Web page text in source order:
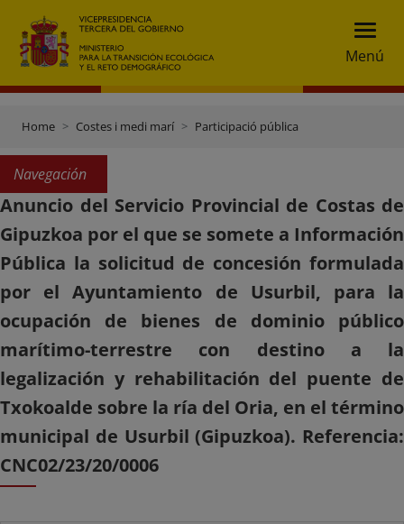
Menú
Home Costes i medi marí Participació pública
Navegación
Anuncio del Servicio Provincial de Costas de
Gipuzkoa por el que se somete a Información
Pública la solicitud de concesión formulada
por el Ayuntamiento de Usurbil, para la
ocupación de bienes de dominio público
marítimo-terrestre con destino a la
legalización y rehabilitación del puente de
Txokoalde sobre la ría del Oria, en el término
municipal de Usurbil (Gipuzkoa). Referencia:
CNC02/23/20/0006